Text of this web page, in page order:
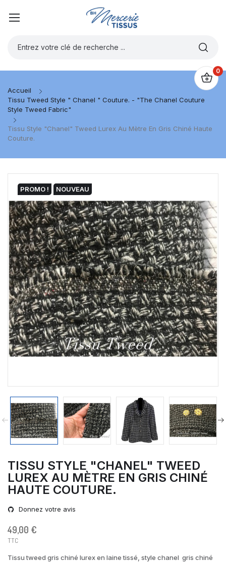
0
Accueil
Tissu Tweed Style " Chanel " Couture. - "The Chanel Couture
Style Tweed Fabric"
Tissu Style "Chanel" Tweed Lurex Au Mètre En Gris Chiné Haute
Couture.
PROMO ! NOUVEAU
TISSU STYLE "CHANEL" TWEED
LUREX AU MÈTRE EN GRIS CHINÉ
HAUTE COUTURE.
Donnez votre avis
49,00 €
TTC
Tissu tweed gris chiné lurex en laine tissé, style chanel gris chiné